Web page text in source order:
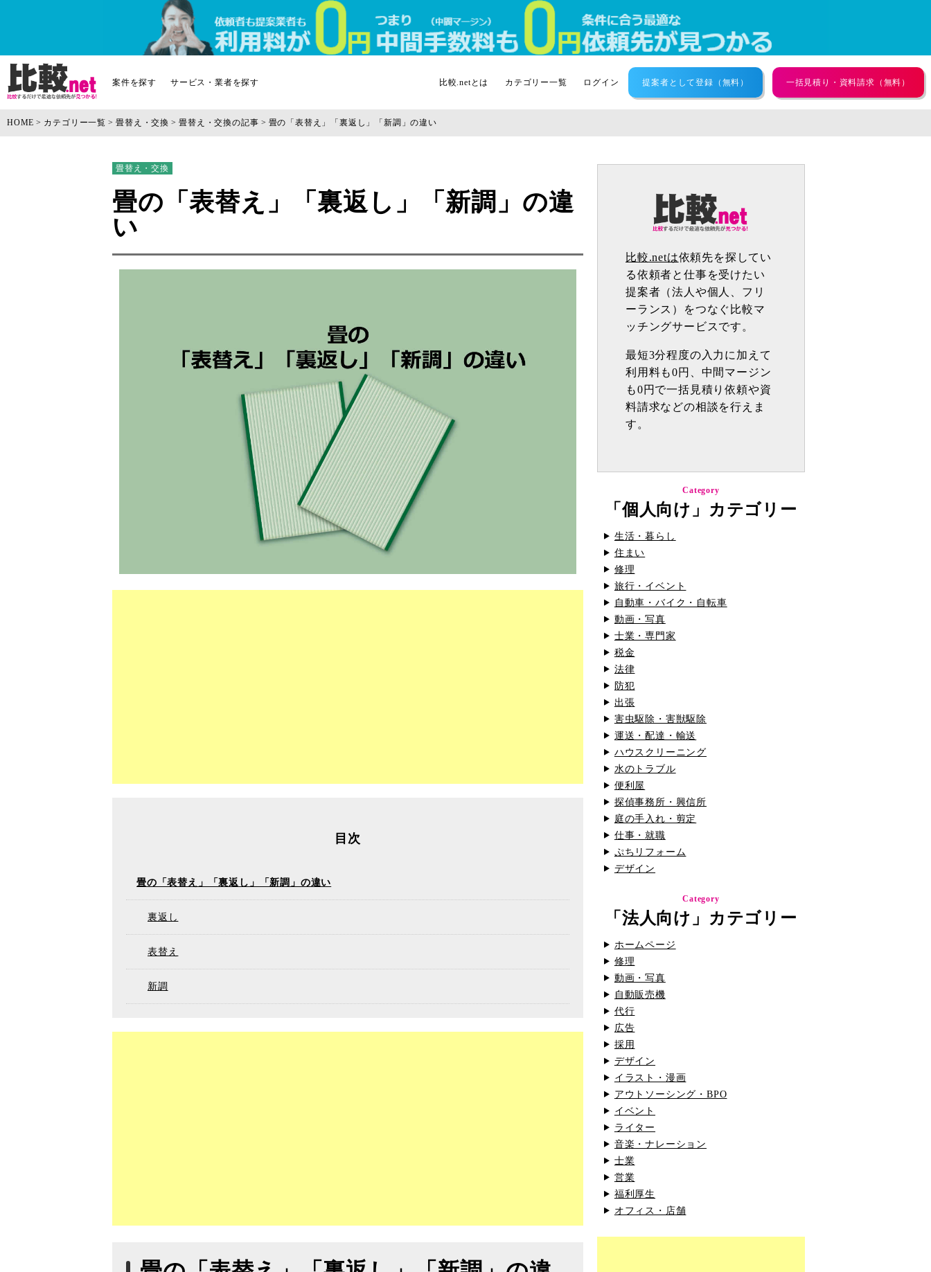
案件を探す サービス・業者を探す 比較.netとは カテゴリー一覧 ログイン 提案者として登録（無料） 一括見積り・資料請求（無料）
HOME カテゴリー一覧 畳替え・交換 畳替え・交換の記事 畳の「表替え」「裏返し」「新調」の違い
畳替え・交換
畳の「表替え」「裏返し」「新調」の違
い
目次
畳の「表替え」「裏返し」「新調」の違い
裏返し
表替え
新調
比較.netは依頼先を探してい
る依頼者と仕事を受けたい
提案者（法人や個人、フリ
ーランス）をつなぐ比較マ
ッチングサービスです。
最短3分程度の入力に加えて
利用料も0円、中間マージン
も0円で一括見積り依頼や資
料請求などの相談を行えま
す。
Category
「個人向け」カテゴリー
生活・暮らし
住まい
修理
旅行・イベント
自動車・バイク・自転車
動画・写真
士業・専門家
税金
法律
防犯
出張
害虫駆除・害獣駆除
運送・配達・輸送
ハウスクリーニング
水のトラブル
便利屋
探偵事務所・興信所
庭の手入れ・剪定
仕事・就職
ぷちリフォーム
デザイン
Category
「法人向け」カテゴリー
ホームページ
修理
動画・写真
自動販売機
代行
広告
採用
デザイン
イラスト・漫画
アウトソーシング・BPO
イベント
ライター
音楽・ナレーション
士業
営業
福利厚生
オフィス・店舗